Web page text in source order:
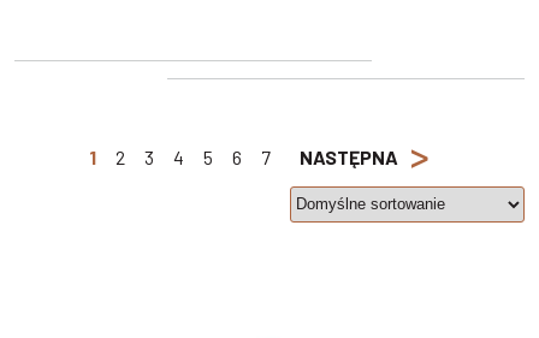
1 2 3 4 5 6 7 NASTĘPNA >